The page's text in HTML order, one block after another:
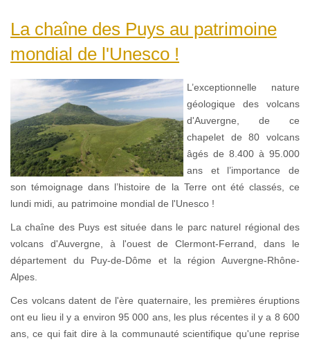
La chaîne des Puys au patrimoine
mondial de l'Unesco !
L’exceptionnelle nature
géologique des volcans
d'Auvergne, de ce
chapelet de 80 volcans
âgés de 8.400 à 95.000
ans et l’importance de
son témoignage dans l’histoire de la Terre ont été classés, ce
lundi midi, au patrimoine mondial de l'Unesco !
La chaîne des Puys est située dans le parc naturel régional des
volcans d'Auvergne, à l'ouest de Clermont-Ferrand, dans le
département du Puy-de-Dôme et la région Auvergne-Rhône-
Alpes.
Ces volcans datent de l'ère quaternaire, les premières éruptions
ont eu lieu il y a environ 95 000 ans, les plus récentes il y a 8 600
ans, ce qui fait dire à la communauté scientifique qu'une reprise